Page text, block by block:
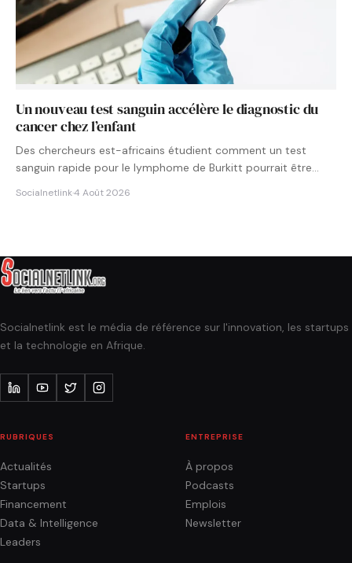
Un nouveau test sanguin accélère le diagnostic du
cancer chez l’enfant
Des chercheurs est-africains étudient comment un test
sanguin rapide pour le lymphome de Burkitt pourrait être
Socialnetlink·4 Août 2026
Socialnetlink est le média de référence sur l'innovation, les startups
et la technologie en Afrique.
RUBRIQUES
Actualités
Startups
Financement
Data & Intelligence
Leaders
ENTREPRISE
À propos
Podcasts
Emplois
Newsletter